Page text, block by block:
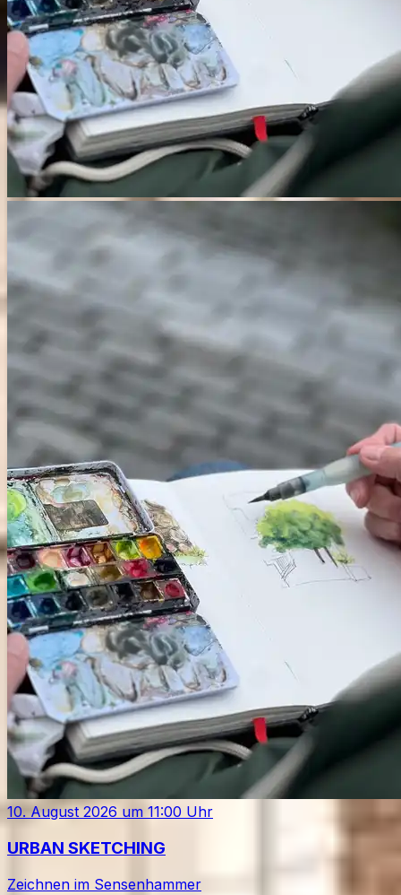
10. August 2026 um 11:00 Uhr
URBAN SKETCHING
Zeichnen im Sensenhammer